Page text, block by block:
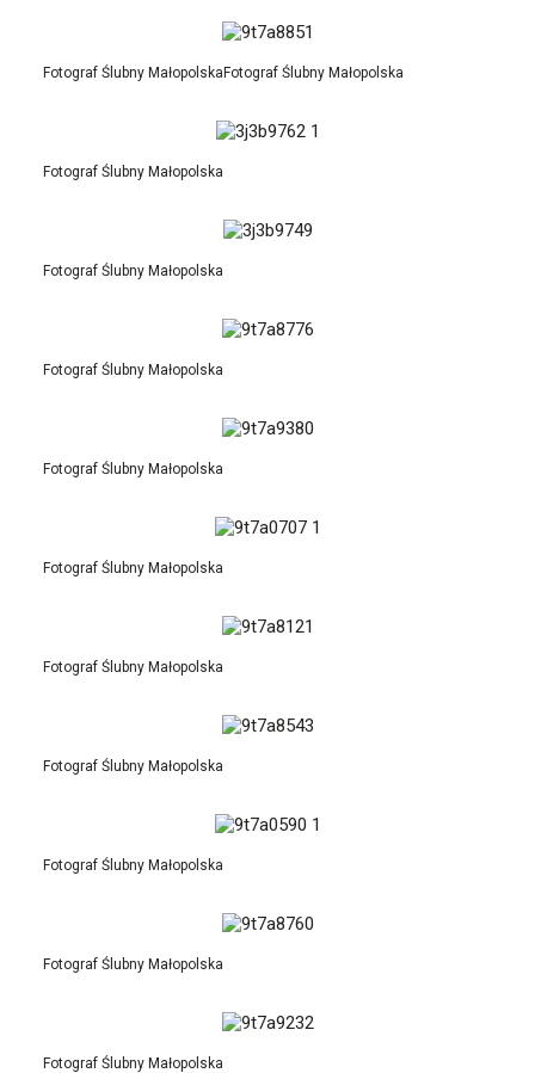
Fotograf Ślubny MałopolskaFotograf Ślubny Małopolska
Fotograf Ślubny Małopolska
Fotograf Ślubny Małopolska
Fotograf Ślubny Małopolska
Fotograf Ślubny Małopolska
Fotograf Ślubny Małopolska
Fotograf Ślubny Małopolska
Fotograf Ślubny Małopolska
Fotograf Ślubny Małopolska
Fotograf Ślubny Małopolska
Fotograf Ślubny Małopolska